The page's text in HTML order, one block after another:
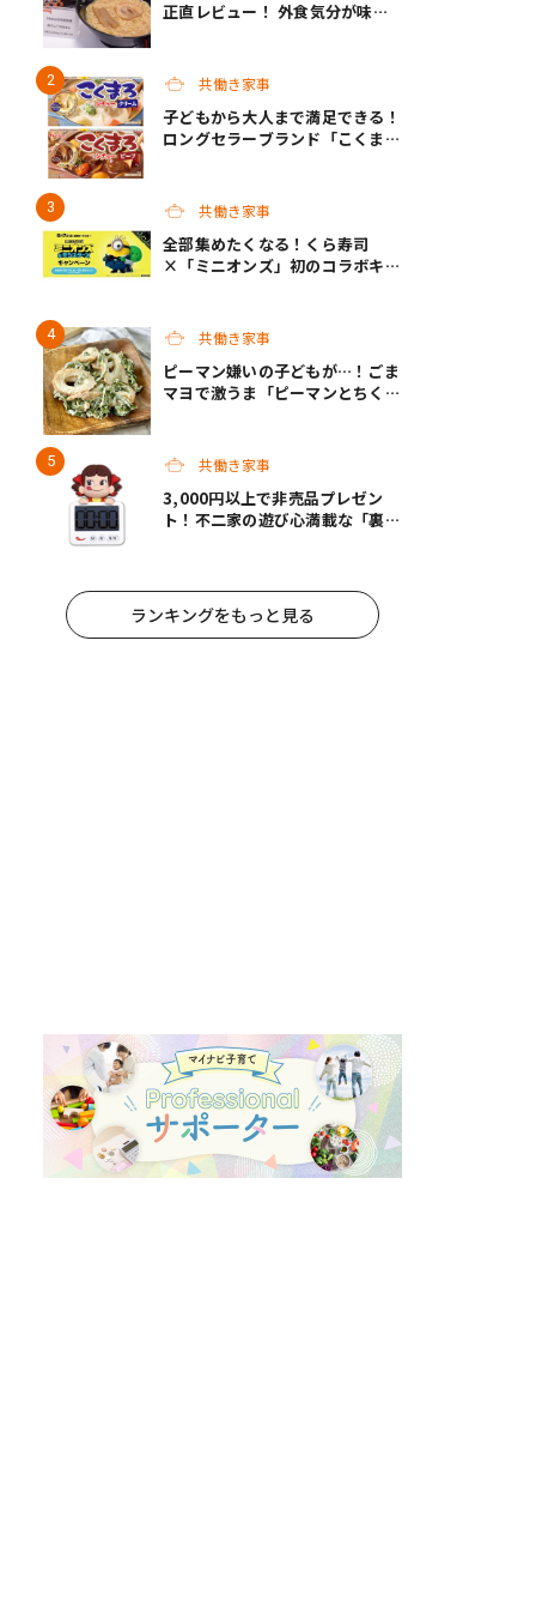
正直レビュー！ 外食気分が味わ
共働き家事
子どもから大人まで満足できる！
ロングセラーブランド「こくま
が新発売共働き家事
全部集めたくなる！くら寿司
×「ミニオンズ」初のコラボキャ
共働き家事
ピーマン嫌いの子どもが…！ごま
マヨで激うま「ピーマンとちくわ
共働き家事
3,000円以上で非売品プレゼン
ト！不二家の遊び心満載な「裏不
ランキングをもっと見る